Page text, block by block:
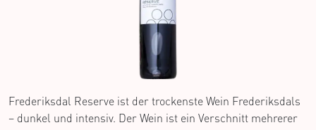
Frederiksdal Reserve ist der trockenste Wein Frederiksdals
– dunkel und intensiv. Der Wein ist ein Verschnitt mehrerer